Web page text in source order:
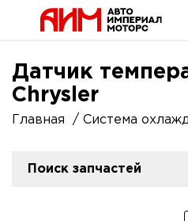
Датчик
Chrysler
Главная Система
Поиск запчастей